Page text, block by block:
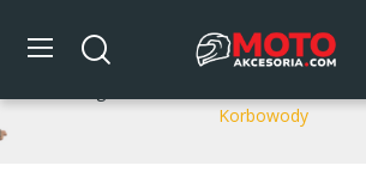
Korbowody
Korbowody